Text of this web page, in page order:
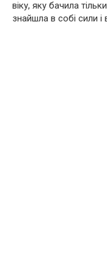
віку, яку бачила
знайшла в собі сили і